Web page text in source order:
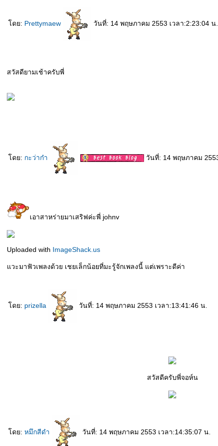
ดย: Prettymaew วันที่: 14 พฤษภาคม 2553 เวลา:2:23:04 น.
สวัสดียามเช้าครับพี่
ดย: กะว่าก๋า วันที่: 14 พฤษภาคม
เอาสาหร่ายมาเสริฟค่ะพี่ johnv
Uploaded with ImageShack.us
วะมาฟัวเพลงด้วย เชยเล็กน้อยที่มะรู้จักเพลงนี้ แต่เพราะดีค่า
ดย: prizella วันที่: 14 พฤษภาคม 2553 เวลา:13:41:46 น.
สวัสดีครับพี่จอห์น
ดย: หมึกสีดำ วันที่: 14 พฤษภาคม 2553 เวลา:14:35:07 น.